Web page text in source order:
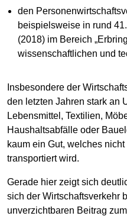
den
beispielsweise in rund
(2018) im Bereich
wissenschaftlichen und
Insbesondere der
den letzten Jahren stark an
Lebensmittel, Textilien,
Haushaltsabfälle oder
kaum ein Gut, welches
transportiert wird.
Gerade hier zeigt sich
sich der Wirtschaftsverkehr
unverzichtbaren Beitrag